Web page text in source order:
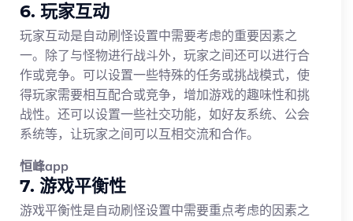
6. 玩家互动
玩家互动是自动刷怪设置中需要考虑的重要因素之
一。除了与怪物进行战斗外，玩家之间还可以进行合
作或竞争。可以设置一些特殊的任务或挑战模式，使
得玩家需要相互配合或竞争，增加游戏的趣味性和挑
战性。还可以设置一些社交功能，如好友系统、公会
系统等，让玩家之间可以互相交流和合作。
恒峰app
7. 游戏平衡性
游戏平衡性是自动刷怪设置中需要重点考虑的因素之